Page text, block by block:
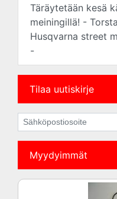
Täräytetään kesä
meiningillä! -
Husqvarna street
-
Tilaa uutiskirje
Myydyimmät